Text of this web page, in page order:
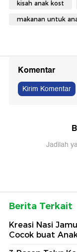
kisah anak kost
makanan untuk
Komentar
Kirim Komentar
Jadilah
Berita Terkait
Kreasi Nasi
Cocok buat